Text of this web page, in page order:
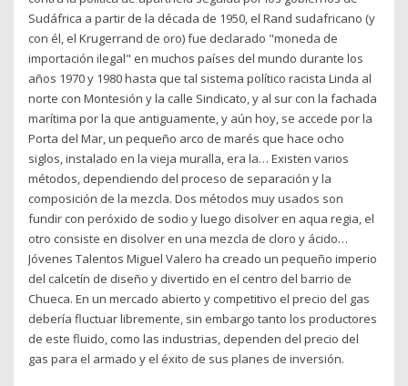
Sudáfrica a partir de la década de 1950, el Rand sudafricano (y
con él, el Krugerrand de oro) fue declarado "moneda de
importación ilegal" en muchos países del mundo durante los
años 1970 y 1980 hasta que tal sistema político racista Linda al
norte con Montesión y la calle Sindicato, y al sur con la fachada
marítima por la que antiguamente, y aún hoy, se accede por la
Porta del Mar, un pequeño arco de marés que hace ocho
siglos, instalado en la vieja muralla, era la… Existen varios
métodos, dependiendo del proceso de separación y la
composición de la mezcla. Dos métodos muy usados son
fundir con peróxido de sodio y luego disolver en aqua regia, el
otro consiste en disolver en una mezcla de cloro y ácido…
Jóvenes Talentos Miguel Valero ha creado un pequeño imperio
del calcetín de diseño y divertido en el centro del barrio de
Chueca. En un mercado abierto y competitivo el precio del gas
debería fluctuar libremente, sin embargo tanto los productores
de este fluido, como las industrias, dependen del precio del
gas para el armado y el éxito de sus planes de inversión.